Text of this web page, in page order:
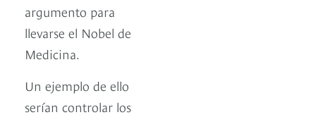
argumento para
llevarse el Nobel de
Medicina.
Un ejemplo de ello
serían controlar los